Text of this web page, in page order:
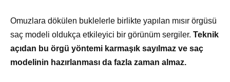
Omuzlara dökülen buklelerle birlikte yapılan mısır örgüsü
saç modeli oldukça etkileyici bir görünüm sergiler. Teknik
açıdan bu örgü yöntemi karmaşık sayılmaz ve saç
modelinin hazırlanması da fazla zaman almaz.